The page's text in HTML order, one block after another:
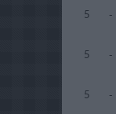
5 -
5 -
5 -